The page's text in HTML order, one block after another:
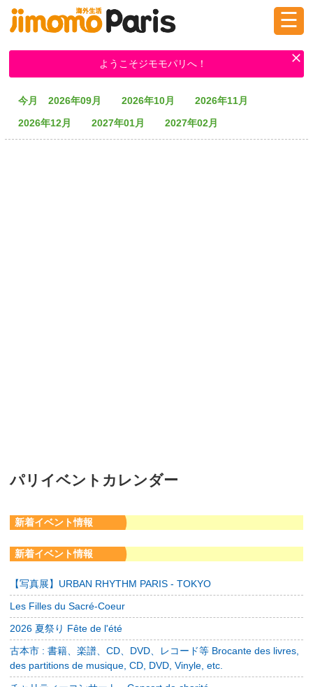
ログイン 新規登録
☰
ようこそジモモパリへ！
今月 2026年09月 2026年10月
2026年11月
2026年12月
2027年01月 2027年02月
パリイベントカレンダー
新着イベント情報
新着イベント情報
【写真展】URBAN RHYTHM PARIS - TOKYO
Les Filles du Sacré-Coeur
2026 夏祭り Fête de l'été
古本市 : 書籍、楽譜、CD、DVD、レコード等 Brocante des livres,
des partitions de musique, CD, DVD, Vinyle, etc.